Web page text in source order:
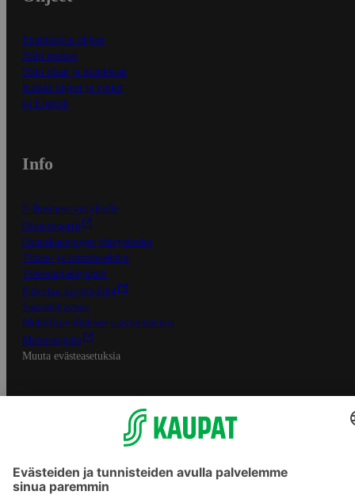
Ensitilaajan ohjeet
Näin maksat
Näin tilaat ja muokkaat
Kaikki ohjeet ja vinkit
In English
Info
S-Business yrityksille
Oiva-raportit
Osuuskauppojen yhteystiedot
Tilaus- ja toimitusehdot
Tietosuojakäytäntö
Palvelun käyttöehdot
Saavutettavuus
Mobiilisovelluksen saavutettavuus
Mainostajalle
Muuta evästeasetuksia
S-ryhmän palvelut
Asiakasomistajuus